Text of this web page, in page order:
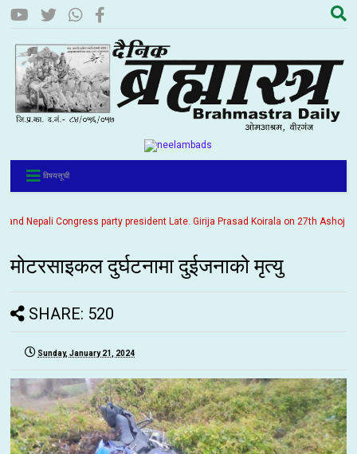
विषयसूची
Nepali Congress party president Late. Girija Prasad Koirala on 27th Ashoj
मोटरसाइकल दुर्घटनामा दुईजनाको मृत्यु
SHARE: 520
Sunday, January 21, 2024